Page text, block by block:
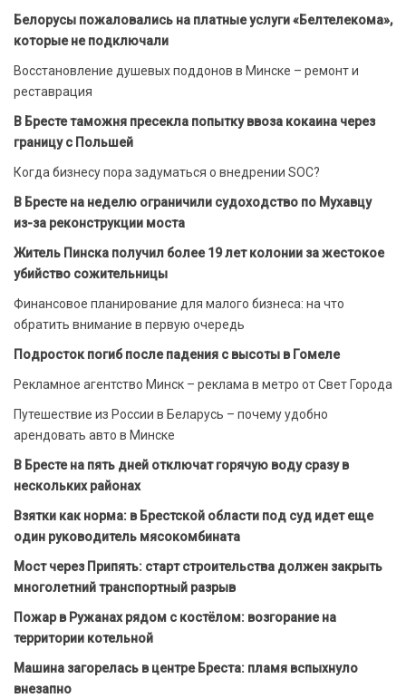
Белорусы пожаловались на платные услуги «Белтелекома»,
которые не подключали
Восстановление душевых поддонов в Минске – ремонт и
реставрация
В Бресте таможня пресекла попытку ввоза кокаина через
границу с Польшей
Когда бизнесу пора задуматься о внедрении SOC?
В Бресте на неделю ограничили судоходство по Мухавцу
из-за реконструкции моста
Житель Пинска получил более 19 лет колонии за жестокое
убийство сожительницы
Финансовое планирование для малого бизнеса: на что
обратить внимание в первую очередь
Подросток погиб после падения с высоты в Гомеле
Рекламное агентство Минск – реклама в метро от Свет Города
Путешествие из России в Беларусь – почему удобно
арендовать авто в Минске
В Бресте на пять дней отключат горячую воду сразу в
нескольких районах
Взятки как норма: в Брестской области под суд идет еще
один руководитель мясокомбината
Мост через Припять: старт строительства должен закрыть
многолетний транспортный разрыв
Пожар в Ружанах рядом с костёлом: возгорание на
территории котельной
Машина загорелась в центре Бреста: пламя вспыхнуло
внезапно